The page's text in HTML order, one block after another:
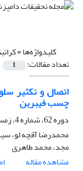
کلیدواژه‌ها =
تعداد مقالات: 1
اتصال و تکثیر
چسب فیبرین
دوره 62، شماره 4، زمستان 1386
محمدرضا آقچه لو،
مجد، محمد طاهری
مشاهده مقاله